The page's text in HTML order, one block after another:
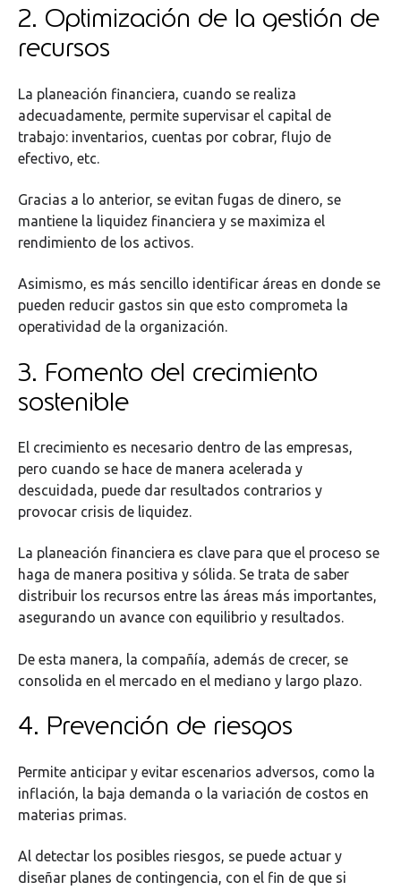
2. Optimización de la gestión de
recursos
La planeación financiera, cuando se realiza
adecuadamente, permite supervisar el capital de
trabajo: inventarios, cuentas por cobrar, flujo de
efectivo, etc.
Gracias a lo anterior, se evitan fugas de dinero, se
mantiene la liquidez financiera y se maximiza el
rendimiento de los activos.
Asimismo, es más sencillo identificar áreas en donde se
pueden reducir gastos sin que esto comprometa la
operatividad de la organización.
3. Fomento del crecimiento
sostenible
El crecimiento es necesario dentro de las empresas,
pero cuando se hace de manera acelerada y
descuidada, puede dar resultados contrarios y
provocar crisis de liquidez.
La planeación financiera es clave para que el proceso se
haga de manera positiva y sólida. Se trata de saber
distribuir los recursos entre las áreas más importantes,
asegurando un avance con equilibrio y resultados.
De esta manera, la compañía, además de crecer, se
consolida en el mercado en el mediano y largo plazo.
4. Prevención de riesgos
Permite anticipar y evitar escenarios adversos, como la
inflación, la baja demanda o la variación de costos en
materias primas.
Al detectar los posibles riesgos, se puede actuar y
diseñar planes de contingencia, con el fin de que si